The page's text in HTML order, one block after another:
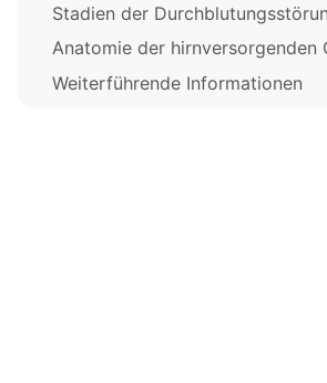
Stadien der
Anatomie der hirnversorgenden
Weiterführende Informationen